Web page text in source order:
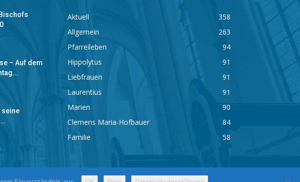
– Auf dem
Aktuell
358
Allgemein
263
Pfarreileben
94
Hippolytus
91
Liebfrauen
91
Laurentius
91
Marien
90
Clemens Maria-Hofbauer
84
Familie
58